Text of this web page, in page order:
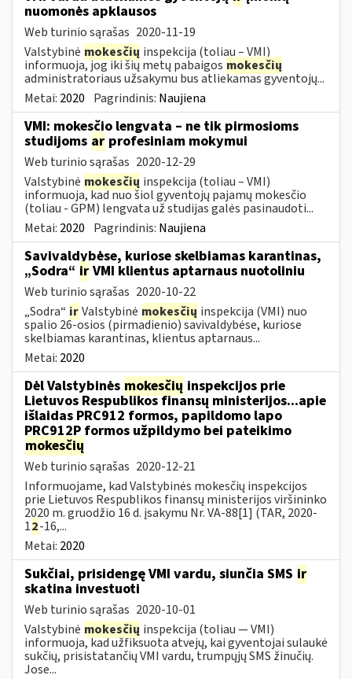
nuomonės apklausos
Web turinio sąrašas 2020-11-19
Valstybinė mokesčių inspekcija (toliau – VMI)
informuoja, jog iki šių metų pabaigos mokesčių
administratoriaus užsakymu bus atliekamas gyventojų...
Metai: 2020 Pagrindinis: Naujiena
VMI: mokesčio lengvata – ne tik pirmosioms
studijoms ar profesiniam mokymui
Web turinio sąrašas 2020-12-29
Valstybinė mokesčių inspekcija (toliau – VMI)
informuoja, kad nuo šiol gyventojų pajamų mokesčio
(toliau - GPM) lengvata už studijas galės pasinaudoti...
Metai: 2020 Pagrindinis: Naujiena
Savivaldybėse, kuriose skelbiamas karantinas,
„Sodra“ ir VMI klientus aptarnaus nuotoliniu
Web turinio sąrašas 2020-10-22
„Sodra“ irValstybinė mokesčių inspekcija (VMI) nuo
spalio 26-osios (pirmadienio) savivaldybėse, kuriose
skelbiamas karantinas, klientus aptarnaus...
Metai: 2020
Dėl Valstybinės mokesčių inspekcijos prie
Lietuvos Respublikos finansų ministerijos...apie
išlaidas PRC912 formos, papildomo lapo
PRC912P formos užpildymo bei pateikimo
mokesčių
Web turinio sąrašas 2020-12-21
Informuojame, kad Valstybinės mokesčių inspekcijos
prie Lietuvos Respublikos finansų ministerijos viršininko
2020 m. gruodžio 16 d. įsakymu Nr. VA-88[1] (TAR, 2020-
12-16,...
Metai: 2020
Sukčiai, prisidengę VMI vardu, siunčia SMS ir
skatina investuoti
Web turinio sąrašas 2020-10-01
Valstybinė mokesčių inspekcija (toliau — VMI)
informuoja, kad užfiksuota atvejų, kai gyventojai sulaukė
sukčių, prisistatančių VMI vardu, trumpųjų SMS žinučių.
Jose...